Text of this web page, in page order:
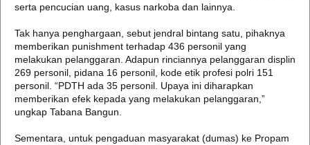
serta pencucian uang, kasus narkoba dan lainnya.
Tak hanya penghargaan, sebut jendral bintang satu, pihaknya
memberikan punishment terhadap 436 personil yang
melakukan pelanggaran. Adapun rinciannya pelanggaran displin
269 personil, pidana 16 personil, kode etik profesi polri 151
personil. “PDTH ada 35 personil. Upaya ini diharapkan
memberikan efek kepada yang melakukan pelanggaran,”
ungkap Tabana Bangun.
Sementara, untuk pengaduan masyarakat (dumas) ke Propam